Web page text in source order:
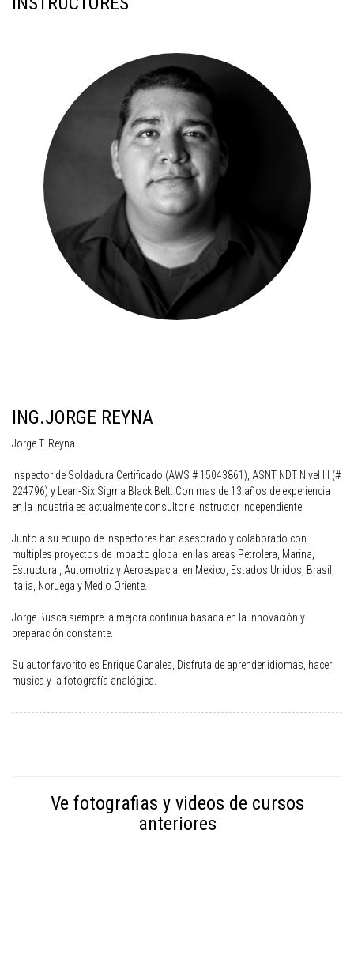
ING.JORGE REYNA
Jorge T. Reyna
Inspector de Soldadura Certificado (AWS # 15043861), ASNT NDT Nivel III (#
224796) y Lean-Six Sigma Black Belt. Con mas de 13 años de experiencia
en la industria es actualmente consultor e instructor independiente.
Junto a su equipo de inspectores han asesorado y colaborado con
multiples proyectos de impacto global en las areas Petrolera, Marina,
Estructural, Automotriz y Aeroespacial en Mexico, Estados Unidos, Brasil,
Italia, Noruega y Medio Oriente.
Jorge Busca siempre la mejora continua basada en la innovación y
preparación constante.
Su autor favorito es Enrique Canales, Disfruta de aprender idiomas, hacer
música y la fotografía analógica.
Ve fotografias y videos de cursos
anteriores